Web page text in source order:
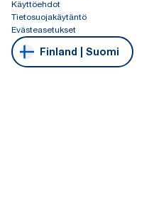
Käyttöehdot
Tietosuojakäytäntö
Evästeasetukset
Finland | Suomi